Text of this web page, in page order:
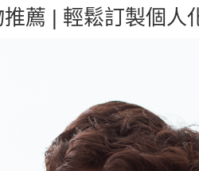
薦 | 輕鬆訂製個人